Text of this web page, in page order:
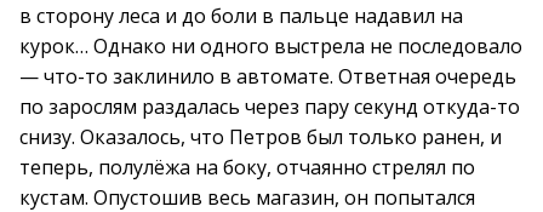
в сторону леса и до боли в пальце надавил на
курок… Однако ни одного выстрела не последовало
— что-то заклинило в автомате. Ответная очередь
по зарослям раздалась через пару секунд откуда-то
снизу. Оказалось, что Петров был только ранен, и
теперь, полулёжа на боку, отчаянно стрелял по
кустам. Опустошив весь магазин, он попытался